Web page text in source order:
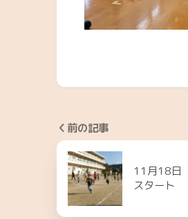
前の記事
11月18日
スタート